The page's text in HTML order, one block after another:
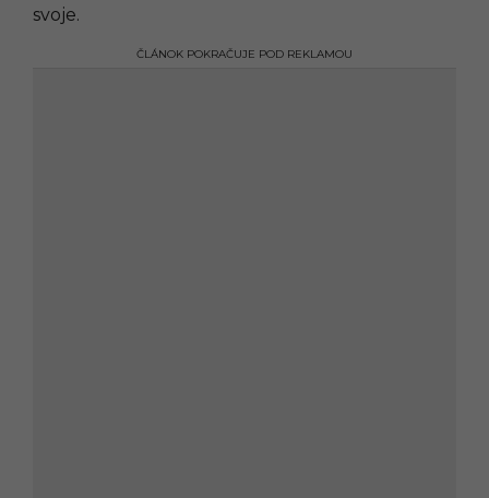
svoje.
ČLÁNOK POKRAČUJE POD REKLAMOU